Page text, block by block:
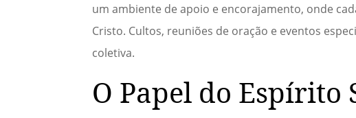
um ambiente de apoio e encorajamento, onde
Cristo. Cultos, reuniões de oração e eventos
coletiva.
O Papel do Espírito